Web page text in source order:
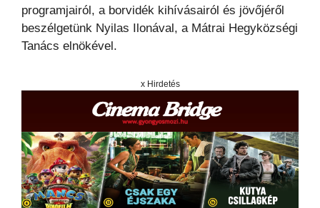
programjairól, a borvidék kihívásairól és jövőjéről
beszélgetünk Nyilas Ilonával, a Mátrai Hegyközségi
Tanács elnökével.
x Hirdetés